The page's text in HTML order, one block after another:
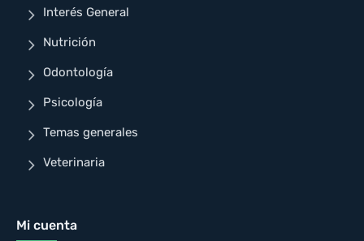
Interés General
Nutrición
Odontología
Psicología
Temas generales
Veterinaria
Mi cuenta